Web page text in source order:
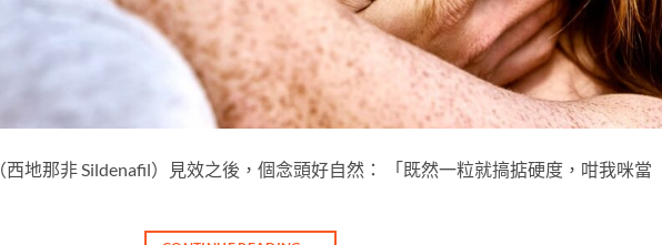
地那非 Sildenafil）見效之後，個念頭好自然： 「既然一粒就搞掂硬度，咁我咪當